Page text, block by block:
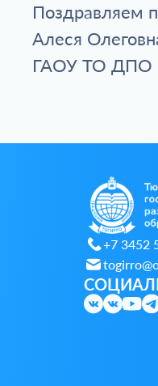
Поздравляем
Алеся
ГАОУ ТО ДПО
+7 3452